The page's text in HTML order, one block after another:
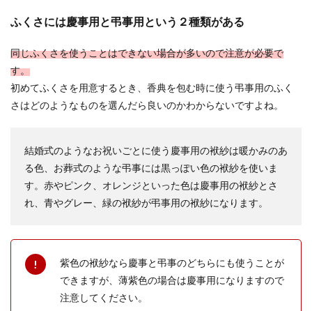
もわかりやすくルール紹介
剣道の試合を見に行く時、試合のルールがわから
どんなルール...
れるように打つのがルール
卓球にはシングルスとダブルスがありますが、こ
の2つにはサーブを打つ時のルールが違います。
ハンドメイド販売で収入があったとき
の届出について
ふくさには慶事用と弔事用という２種類がある
同じふくさを使うことはできない場合が多いので注意が必要で
す。
初めてふくさを用意するとき、香典を包む時に使う弔事用のふく
さはどのようなものを選んだら良いのかわからないですよね。
結婚式のようなお祝いごとに使う慶事用の袱紗は暖かみのあ
る色、お葬式のような弔事には黒っぽい色の袱紗を使いま
す。赤やピンク、オレンジといった色は慶事用の袱紗とさ
れ、青やグレー、緑の袱紗が弔事用の袱紗になります。
紫色の袱紗なら慶事と弔事のどちらにも使うことが
できますが、薄紫色の場合は慶事用になりますので
注意してください。